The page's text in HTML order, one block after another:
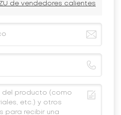
de vendedores calientes